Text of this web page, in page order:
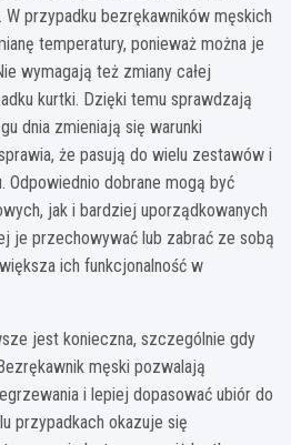
przypadku bezrękawników męskich
temperatury, ponieważ można je
wymagają też zmiany całej
kurtki. Dzięki temu sprawdzają
dnia zmieniają się warunki
że pasują do wielu zestawów i
Odpowiednio dobrane mogą być
jak i bardziej uporządkowanych
je przechowywać lub zabrać ze sobą
ich funkcjonalność w
jest konieczna, szczególnie gdy
męski pozwalają
i lepiej dopasować ubiór do
przypadkach okazuje się